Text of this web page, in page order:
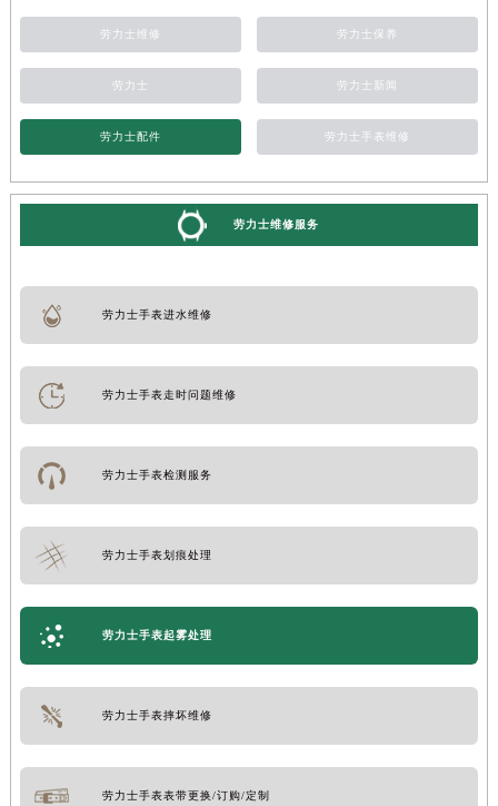
劳力士维修 劳力士保养
劳力士 劳力士新闻
劳力士配件 劳力士手表维修
劳力士维修服务
劳力士手表进水维修
劳力士手表走时问题维修
劳力士手表检测服务
劳力士手表划痕处理
劳力士手表起雾处理
劳力士手表摔坏维修
劳力士手表表带更换/订购/定制